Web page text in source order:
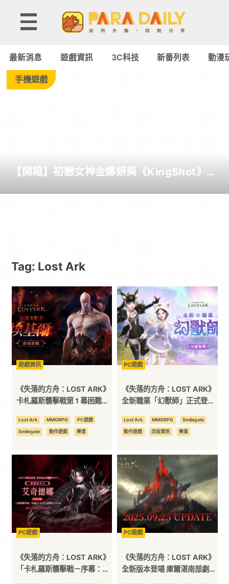
Tag:
Ark
-
遊
動
漫
二
次
｜
3C
技
全
最新消息 遊戲資訊 3C科技 新番列表 動漫
手機遊戲
【開箱】初戀女神金娜妍與《KingShot》再
Tag: Lost Ark
遊戲資訊
《失落的方舟：LOST ARK》
卡札羅斯襲擊戰第 1 幕困難模
Lost Ark MMORPG PC遊戲
Smilegate 動作遊戲 樂意
PC遊戲
《失落的方舟：LOST ARK》
全新職業「幻獸師」正式登場
Lost Ark MMORPG Smilegate
動作遊戲 改版資訊 樂意
PC遊戲
《失落的方舟：LOST ARK》
「卡札羅斯襲擊戰－序幕：艾
PC遊戲
《失落的方舟：LOST ARK》
全新版本登場 庫爾湛南部劇情